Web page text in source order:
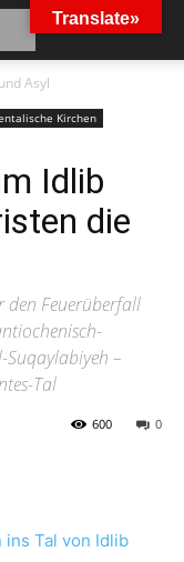
Asyl
Kirchen
Idlib
die
den Feuerüberfall
Suqaylabiyeh –
Tal
0
600
Translate»